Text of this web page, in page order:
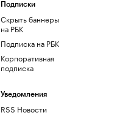
Подписки
Скрыть баннеры
на РБК
Подписка на РБК
Корпоративная
подписка
Уведомления
RSS Новости